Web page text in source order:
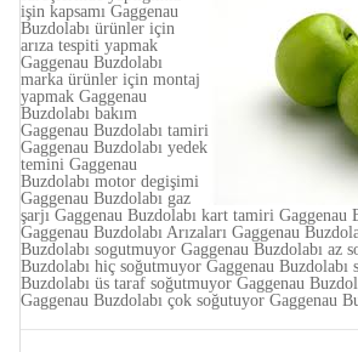
işin kapsamı Gaggenau
Buzdolabı ürünler için
arıza tespiti yapmak
Gaggenau Buzdolabı
marka ürünler için montaj
yapmak Gaggenau
Buzdolabı bakım
Gaggenau Buzdolabı tamiri
Gaggenau Buzdolabı yedek
temini Gaggenau
Buzdolabı motor degişimi
Gaggenau Buzdolabı gaz
şarjı Gaggenau Buzdolabı kart tamiri Gaggenau
Gaggenau Buzdolabı Arızaları Gaggenau
Buzdolabı sogutmuyor Gaggenau Buzdolabı az
Buzdolabı hiç soğutmuyor Gaggenau Buzdolabı
Buzdolabı üs taraf soğutmuyor Gaggenau
Gaggenau Buzdolabı çok soğutuyor Gaggenau